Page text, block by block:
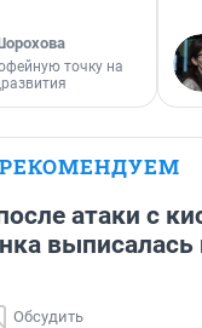
точку на
РЕКОМЕНДУЕМ
атаки с
выписалась
Обсудить